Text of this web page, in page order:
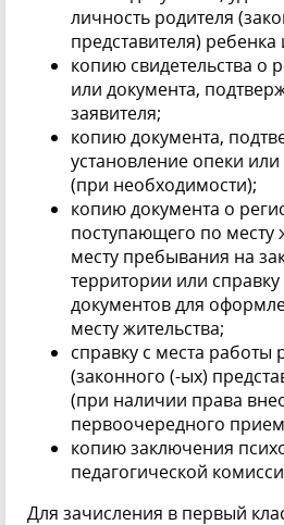
личность родителя
представителя)
копию свидетельства о
или документа,
заявителя;
копию документа,
установление опеки
(при необходимости);
копию документа о
поступающего по месту
месту пребывания на
территории или
документов для
месту жительства;
справку с места работы
(законного (-ых)
(при наличии права
первоочередного
копию заключения
педагогической
Для зачисления в первый